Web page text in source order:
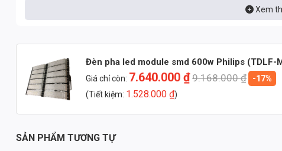
Xem
Đèn pha led module smd 600w Philips (TDLF-
Giá chỉ còn: 7.640.000₫9.168.000₫
-17%
(Tiết kiệm: 1.528.000₫)
SẢN PHẨM TƯƠNG TỰ